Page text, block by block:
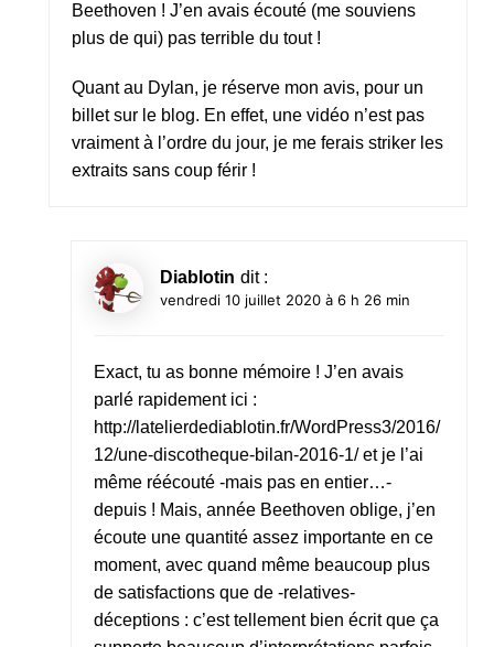
Beethoven ! J’en avais écouté (me souviens
plus de qui) pas terrible du tout !
Quant au Dylan, je réserve mon avis, pour un
billet sur le blog. En effet, une vidéo n’est pas
vraiment à l’ordre du jour, je me ferais striker les
extraits sans coup férir !
Diablotin dit :
vendredi 10 juillet 2020 à 6 h 26 min
Exact, tu as bonne mémoire ! J’en avais
parlé rapidement ici :
http://latelierdediablotin.fr/WordPress3/2016/
12/une-discotheque-bilan-2016-1/et je l’ai
même réécouté -mais pas en entier…-
depuis ! Mais, année Beethoven oblige, j’en
écoute une quantité assez importante en ce
moment, avec quand même beaucoup plus
de satisfactions que de -relatives-
déceptions : c’est tellement bien écrit que ça